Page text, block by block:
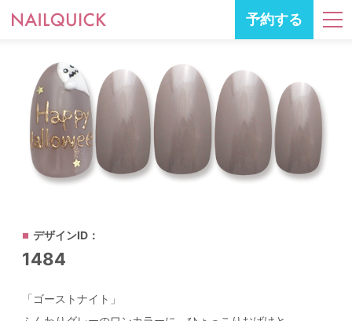
予約する
デザインID：
1484
「ゴーストナイト」